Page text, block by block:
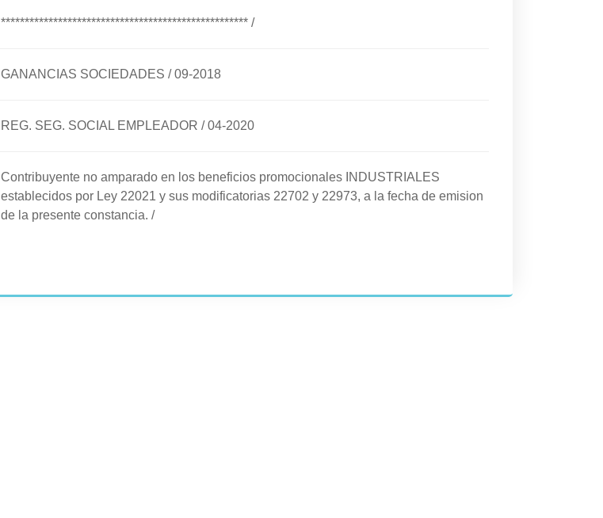
**************************************************** /
GANANCIAS SOCIEDADES /09-2018
REG. SEG. SOCIAL EMPLEADOR /04-2020
Contribuyente no amparado en los beneficios promocionales INDUSTRIALES
establecidos por Ley 22021 y sus modificatorias 22702 y 22973, a la fecha de emision
de la presente constancia. /